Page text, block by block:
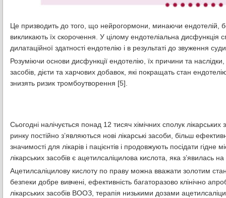
Це призводить до того, що нейрогормони, минаючи ендотелій,
викликають їх скорочення. У цілому ендотеліальна
дилатаційної здатності ендотелію і в результаті до звуження
Розуміючи основи дисфункції ендотелію, їх причини та
засобів, дієти та харчових добавок, які покращать стан
знизять ризик тромбоутворення [5].
Сьогодні налічується понад 12 тисяч хімічних сполук
ринку постійно з’являються нові лікарські засоби, більш
значимості для лікарів і пацієнтів і продовжують посідати
лікарських засобів є ацетилсаліцилова кислота, яка з’явилась
Ацетилсаліцилову кислоту по праву можна вважати золотим
безпеки добре вивчені, ефективність багаторазово клінічно
лікарських засобів ВООЗ, терапія низькими дозами